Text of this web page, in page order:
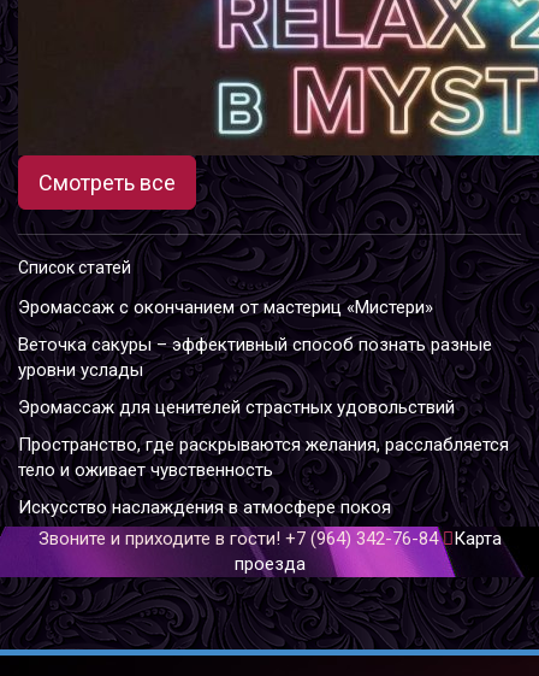
Смотреть все
Список статей
Эромассаж с окончанием от мастериц «Мистери»
Веточка сакуры – эффективный способ познать разные
уровни услады
Эромассаж для ценителей страстных удовольствий
Пространство, где раскрываются желания, расслабляется
тело и оживает чувственность
Искусство наслаждения в атмосфере покоя
Звоните и приходите в гости! +7 (964) 342-76-84
Карта
проезда